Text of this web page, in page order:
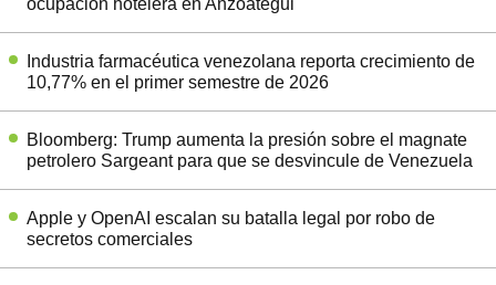
ocupación hotelera en Anzoátegui
Industria farmacéutica venezolana reporta crecimiento de
10,77% en el primer semestre de 2026
Bloomberg: Trump aumenta la presión sobre el magnate
petrolero Sargeant para que se desvincule de Venezuela
Apple y OpenAI escalan su batalla legal por robo de
secretos comerciales